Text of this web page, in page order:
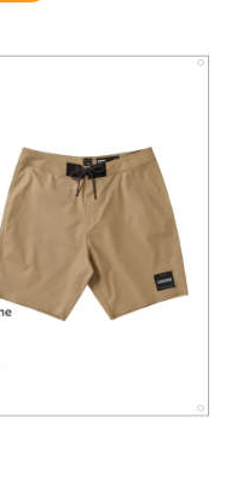
涼感 土耳其棉
- +
加入購物車